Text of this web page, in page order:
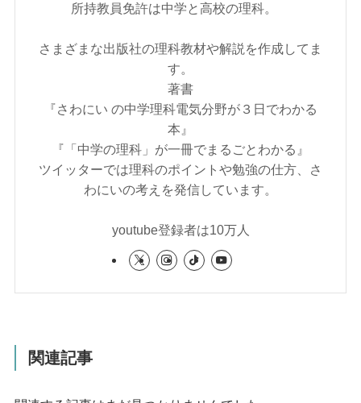
所持教員免許は中学と高校の理科。
さまざまな出版社の理科教材や解説を作成してま
す。
著書
『さわにい の中学理科電気分野が３日でわかる
本』
『「中学の理科」が一冊でまるごとわかる』
ツイッターでは理科のポイントや勉強の仕方、さ
わにいの考えを発信しています。
youtube登録者は10万人
関連記事